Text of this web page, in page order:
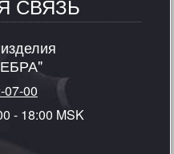
СВЯЗЬ
07-00
- 18:00 MSK